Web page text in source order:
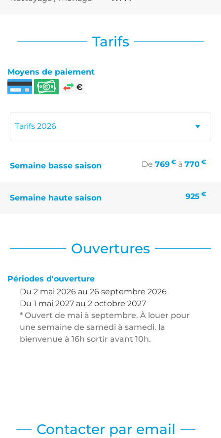
Tarifs
Moyens de paiement
Semaine basse saison De 769 € à 770 €
Semaine haute saison 925 €
Ouvertures
Périodes d'ouverture
Du 2 mai 2026 au 26 septembre 2026
Du 1 mai 2027 au 2 octobre 2027
* Ouvert de mai à septembre. À louer pour
une semaine de samedi à samedi. la
bienvenue à 16h sortir avant 10h.
Contacter par email